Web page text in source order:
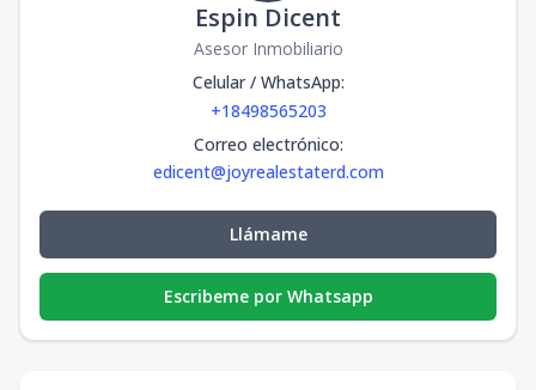
Espin Dicent
Asesor Inmobiliario
Celular / WhatsApp:
+18498565203
Correo electrónico:
edicent@joyrealestaterd.com
Llámame
Escribeme por Whatsapp